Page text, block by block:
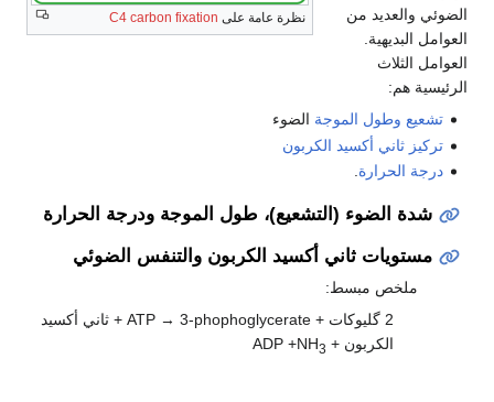
نظرة عامة علىC4 carbon fixation
من
الثلاث
هم:
وطول الموجةالضوء
ثاني أكسيد الكربون
الحرارة .
الضوء (التشعيع)، طول الموجة ودرجة الحرارة
ثاني أكسيد الكربون والتنفس الضوئي
ملخص مبسط:
2 گليوكات + ATP → 3-phophoglycerate + ثاني أكسيد
3